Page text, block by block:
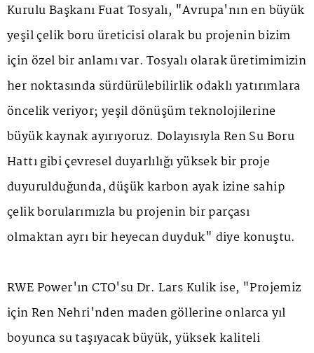
Kurulu Başkanı Fuat Tosyalı, "Avrupa'nın en büyük
yeşil çelik boru üreticisi olarak bu projenin bizim
için özel bir anlamı var. Tosyalı olarak üretimimizin
her noktasında sürdürülebilirlik odaklı yatırımlara
öncelik veriyor; yeşil dönüşüm teknolojilerine
büyük kaynak ayırıyoruz. Dolayısıyla Ren Su Boru
Hattı gibi çevresel duyarlılığı yüksek bir proje
duyurulduğunda, düşük karbon ayak izine sahip
çelik borularımızla bu projenin bir parçası
olmaktan ayrı bir heyecan duyduk" diye konuştu.
RWE Power'ın CTO'su Dr. Lars Kulik ise, "Projemiz
için Ren Nehri'nden maden göllerine onlarca yıl
boyunca su taşıyacak büyük, yüksek kaliteli